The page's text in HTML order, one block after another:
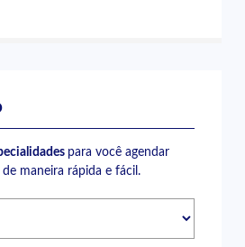
para você agendar
maneira rápida e fácil.